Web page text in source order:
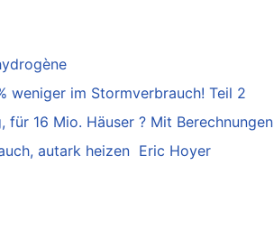
weniger im Stormverbrauch! Teil 2
16 Mio. Häuser ? Mit Berechnungen
autark heizen Eric Hoyer